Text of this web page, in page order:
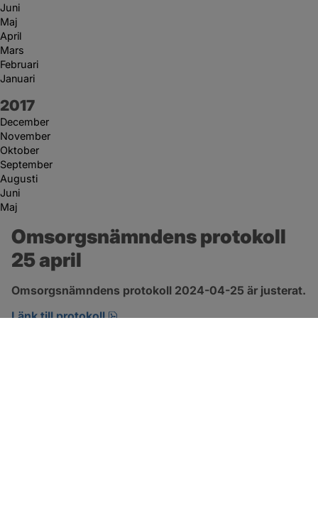
Juni
Maj
April
Mars
Februari
Januari
År:
2017
December
November
Oktober
September
Augusti
Juni
Maj
Omsorgsnämndens protokoll
25 april
Omsorgsnämndens protokoll 2024-04-25 är justerat.
Länk till protokoll
pdf, 222.9 kB, öppnas i nytt fönster.